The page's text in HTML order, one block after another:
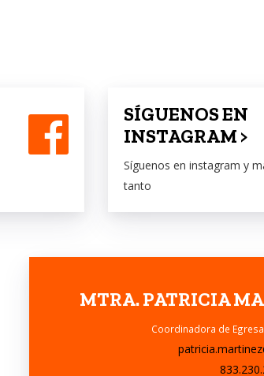
SÍGUENOS EN
INSTAGRAM >
Síguenos en instagram y
tanto
MTRA. PATRICIA
Coordinadora de